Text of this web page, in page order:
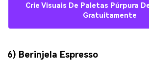
Crie Visuais De Paletas Púrpura
Gratuitamente
6) Berinjela Espresso